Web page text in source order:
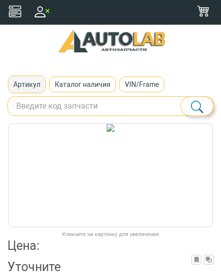
Артикул Каталог наличия VIN/Frame
Кликните на картинку для увеличения
Цена:
Уточните